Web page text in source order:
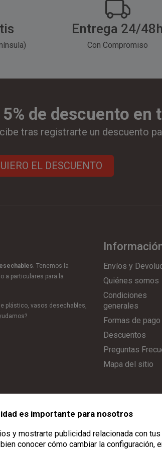
Entrega 24/48h
Con Compromiso
de descuento en
tras registrarte un descuento
EL DESCUENTO
. Tenemos la
a particulares para la
plástico, vasos desechables,
Envíos y
Quiénes somos
Condiciones
generales
Formas de pago
Descuentos
Preguntas
Mapa del sitio
es importante para nosotros
y mostrarte publicidad relacionada con
conocer cómo cambiar la configuración,